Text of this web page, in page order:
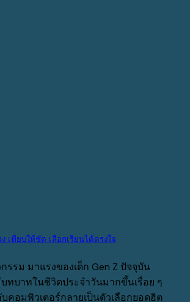
เทียบให้ชัด เลือกเรียนได้ตรงใจ
รรม มาแรงของเด็ก Gen Z ปัจจุบัน
ทบาทในชีวิตประจำวันมากขึ้นเรื่อย ๆ
คอมพิวเตอร์กลายเป็นตัวเลือกยอดฮิต